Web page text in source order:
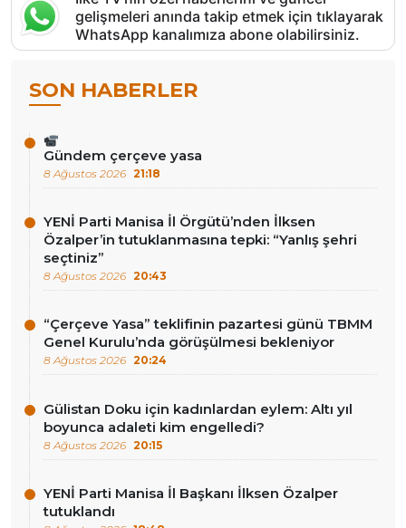
gelişmeleri anında takip etmek için tıklayarak
WhatsApp kanalımıza abone olabilirsiniz.
SON HABERLER
Gündem çerçeve yasa
8 Ağustos 2026 21:18
YENİ Parti Manisa İl Örgütü’nden İlksen
Özalper’in tutuklanmasına tepki: “Yanlış şehri
seçtiniz”
8 Ağustos 2026 20:43
“Çerçeve Yasa” teklifinin pazartesi günü TBMM
Genel Kurulu’nda görüşülmesi bekleniyor
8 Ağustos 2026 20:24
Gülistan Doku için kadınlardan eylem: Altı yıl
boyunca adaleti kim engelledi?
8 Ağustos 2026 20:15
YENİ Parti Manisa İl Başkanı İlksen Özalper
tutuklandı